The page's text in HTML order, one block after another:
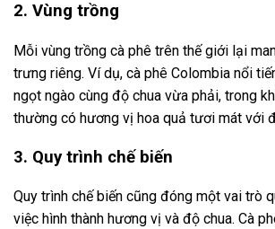
2. Vùng trồng
Mỗi vùng trồng cà phê trên thế giới lại
trưng riêng. Ví dụ, cà phê Colombia nổi
ngọt ngào cùng độ chua vừa phải, trong
thường có hương vị hoa quả tươi mát với
3. Quy trình chế biến
Quy trình chế biến cũng đóng một vai trò
việc hình thành hương vị và độ chua. Cà